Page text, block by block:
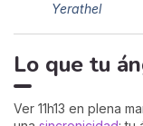
Yerathel
Lo que tu
Ver 11h13 en plena